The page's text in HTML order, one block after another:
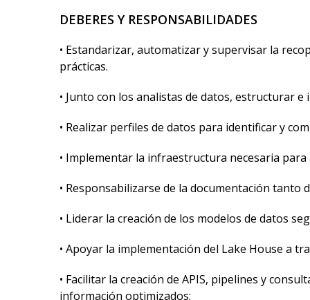
DEBERES Y RESPONSABILIDADES
• Estandarizar, automatizar y supervisar la
prácticas.
• Junto con los analistas de datos, estructurar
• Realizar perfiles de datos para identificar y
• Implementar la infraestructura necesaria para
• Responsabilizarse de la documentación
• Liderar la creación de los modelos de datos
• Apoyar la implementación del Lake House a
• Facilitar la creación de APIS, pipelines y
información optimizados;